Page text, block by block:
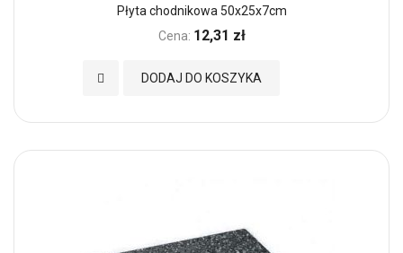
Płyta chodnikowa 50x25x7cm
Cena: 12,31 zł
DODAJ DO KOSZYKA
Dodaj do Ulubionych